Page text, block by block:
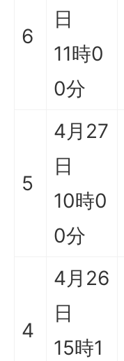
6
日
11時0
0分
5
4月27
日
10時0
0分
4
4月26
日
15時1